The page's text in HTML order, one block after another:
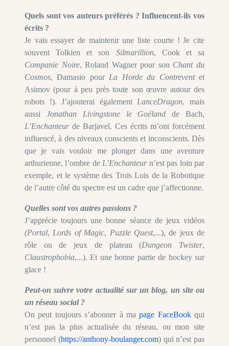
Quels sont vos auteurs préférés ? Influencent-ils vos
écrits ?
Je vais essayer de maintenir une liste courte ! Je cite
souvent Tolkien et son Silmarillion, Cook et sa
Companie Noire, Roland Wagner pour son Chant du
Cosmos, Damasio pour La Horde du Contreventet
Asimov (pour à peu près toute son œuvre autour des
robots !). J’ajouterai également LanceDragon, mais
aussi Jonathan Livingstone le Goéland de Bach,
L’Enchanteurde Barjavel. Ces écrits m’ont forcément
influencé, à des niveaux conscients et inconscients. Dès
que je vais vouloir me plonger dans une aventure
arthurienne, l’ombre de L’Enchanteurn’est pas loin par
exemple, et le système des Trois Lois de la Robotique
de l’autre côté du spectre est un cadre que j’affectionne.
Quelles sont vos autres passions ?
J’apprécie toujours une bonne séance de jeux vidéos
(Portal, Lords of Magic, Puzzle Quest,...), de jeux de
rôle ou de jeux de plateau (Dungeon Twister,
Claustrophobia,...). Et une bonne partie de hockey sur
glace !
Peut-on suivre votre actualité sur un blog, un site ou
un réseau social ?
On peut toujours s’abonner à mapage FaceBookqui
n’est pas la plus actualisée du réseau, ou mon site
personnel (https://anthony-boulanger.com) qui n’est pas